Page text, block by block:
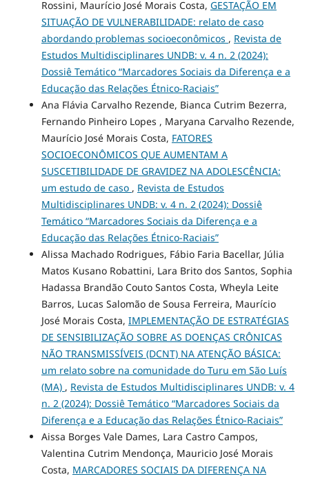
Rossini, Maurício José Morais Costa, GESTAÇÃO EM
SITUAÇÃO DE VULNERABILIDADE: relato de caso
abordando problemas socioeconômicos , Revista de
Estudos Multidisciplinares UNDB: v. 4 n. 2 (2024):
Dossiê Temático “Marcadores Sociais da Diferença e a
Educação das Relações Étnico-Raciais”
Ana Flávia Carvalho Rezende, Bianca Cutrim Bezerra,
Fernando Pinheiro Lopes , Maryana Carvalho Rezende,
Maurício José Morais Costa, FATORES
SOCIOECONÔMICOS QUE AUMENTAM A
SUSCETIBILIDADE DE GRAVIDEZ NA ADOLESCÊNCIA:
um estudo de caso , Revista de Estudos
Multidisciplinares UNDB: v. 4 n. 2 (2024): Dossiê
Temático “Marcadores Sociais da Diferença e a
Educação das Relações Étnico-Raciais”
Alissa Machado Rodrigues, Fábio Faria Bacellar, Júlia
Matos Kusano Robattini, Lara Brito dos Santos, Sophia
Hadassa Brandão Couto Santos Costa, Wheyla Leite
Barros, Lucas Salomão de Sousa Ferreira, Maurício
José Morais Costa, IMPLEMENTAÇÃO DE ESTRATÉGIAS
DE SENSIBILIZAÇÃO SOBRE AS DOENÇAS CRÔNICAS
NÃO TRANSMISSÍVEIS (DCNT) NA ATENÇÃO BÁSICA:
um relato sobre na comunidade do Turu em São Luís
(MA) , Revista de Estudos Multidisciplinares UNDB: v. 4
n. 2 (2024): Dossiê Temático “Marcadores Sociais da
Diferença e a Educação das Relações Étnico-Raciais”
Aissa Borges Vale Dames, Lara Castro Campos,
Valentina Cutrim Mendonça, Mauricio José Morais
Costa, MARCADORES SOCIAIS DA DIFERENÇA NA